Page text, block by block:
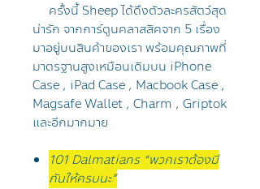
ครั้งนี้ Sheep ได้ดึงตัวละครสัตว์สุด
น่ารัก จากการ์ตูนคลาสสิคจาก 5 เรื่อง
มาอยู่บนสินค้าของเรา พร้อมคุณภาพที่
มาตรฐานสูงเหมือนเดิมบน iPhone
Case , iPad Case , Macbook Case ,
Magsafe Wallet , Charm , Griptok
และอีกมากมาย
101 Dalmatians “พวกเราต้องมี
กันให้ครบนะ”